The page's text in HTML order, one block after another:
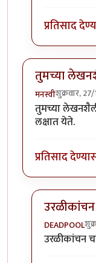
प्रतिसाद
तुमच्या
मनस्वीशुक्रवार,
तुमच्या
लक्षात येते.
प्रतिसाद
DEADPOOL
In reply to
उरळीकांचन